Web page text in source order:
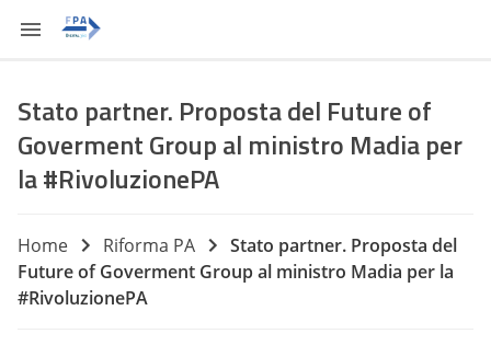
Stato partner. Proposta del Future of
Goverment Group al ministro Madia per
la #RivoluzionePA
Home Riforma PA
Stato partner. Proposta del
Future of Goverment Group al ministro Madia per la
#RivoluzionePA